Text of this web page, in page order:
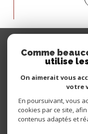
Comme
utilise
On aimerait vous
votre
En poursuivant, vous
cookies par ce site,
contenus adaptés et